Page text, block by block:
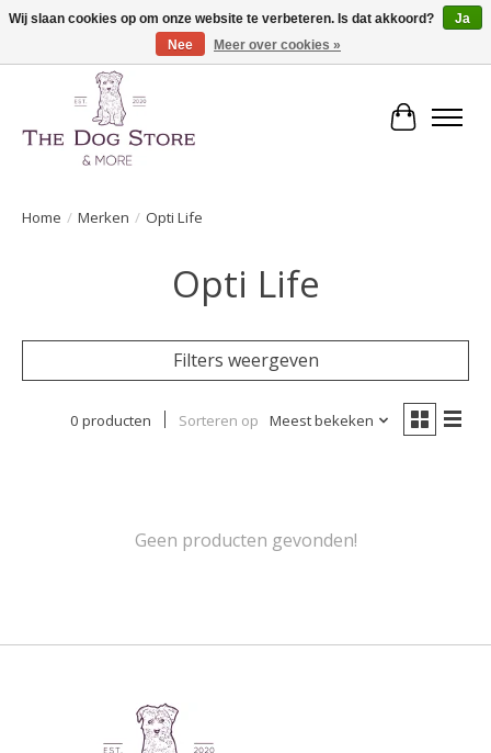
De speciaalzaak in hondenartikelen en meer!
Home / Merken / Opti Life
Opti Life
Filters weergeven
0 producten Sorteren op Meest bekeken
Geen producten gevonden!
Wij slaan cookies op om onze website te verbeteren. Is dat akkoord?
Ja
Nee
Meer over cookies »